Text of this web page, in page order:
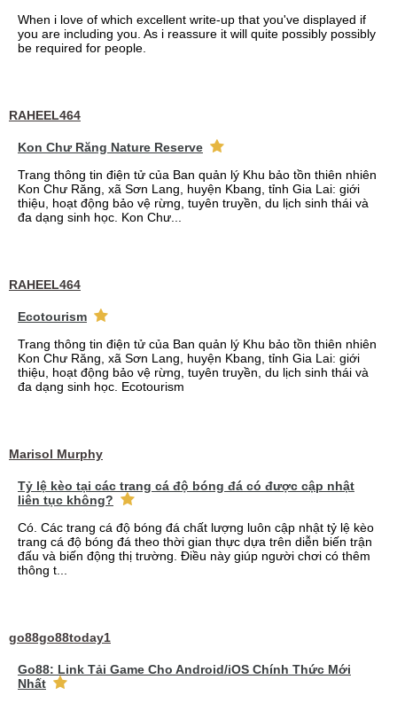
When i love of which excellent write-up that you've displayed if
you are including you. As i reassure it will quite possibly possibly
be required for people.
RAHEEL464
Kon Chư Răng Nature Reserve
Trang thông tin điện tử của Ban quản lý Khu bảo tồn thiên nhiên
Kon Chư Răng, xã Sơn Lang, huyện Kbang, tỉnh Gia Lai: giới
thiệu, hoạt động bảo vệ rừng, tuyên truyền, du lịch sinh thái và
đa dạng sinh học. Kon Chư...
RAHEEL464
Ecotourism
Trang thông tin điện tử của Ban quản lý Khu bảo tồn thiên nhiên
Kon Chư Răng, xã Sơn Lang, huyện Kbang, tỉnh Gia Lai: giới
thiệu, hoạt động bảo vệ rừng, tuyên truyền, du lịch sinh thái và
đa dạng sinh học. Ecotourism
Marisol Murphy
Tỷ lệ kèo tại các trang cá độ bóng đá có được cập nhật
liên tục không?
Có. Các trang cá độ bóng đá chất lượng luôn cập nhật tỷ lệ kèo
trang cá độ bóng đá theo thời gian thực dựa trên diễn biến trận
đấu và biến động thị trường. Điều này giúp người chơi có thêm
thông t...
go88go88today1
Go88: Link Tải Game Cho Android/iOS Chính Thức Mới
Nhất